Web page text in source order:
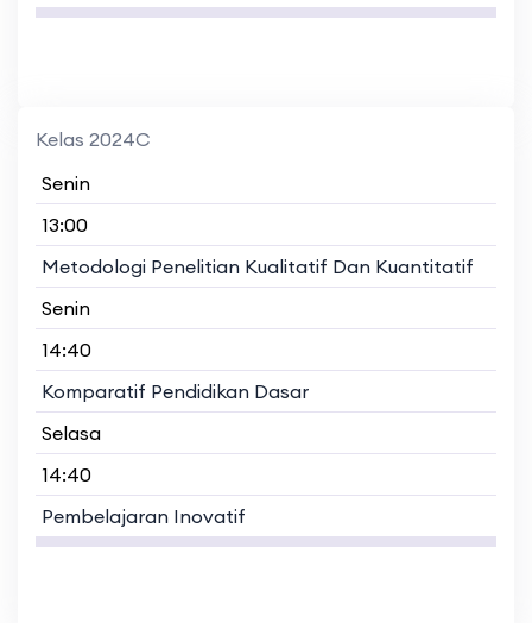
Kelas 2024C
Senin
13:00
Metodologi Penelitian Kualitatif Dan Kuantitatif
Senin
14:40
Komparatif Pendidikan Dasar
Selasa
14:40
Pembelajaran Inovatif